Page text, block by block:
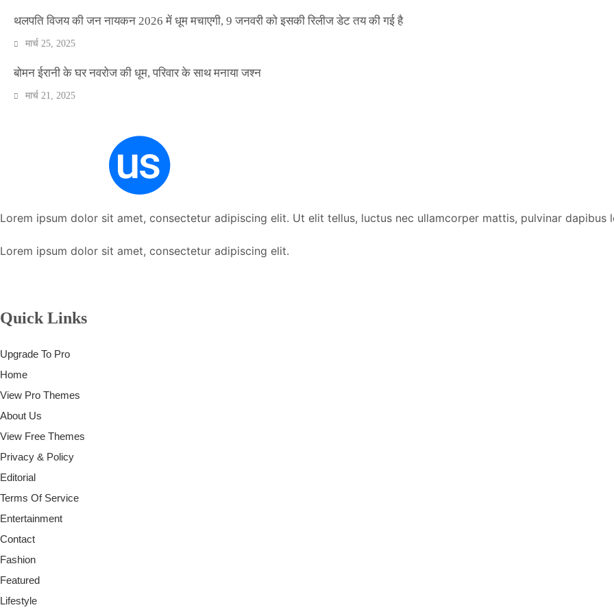
थलपति विजय की जन नायकन 2026 में धूम मचाएगी, 9 जनवरी को इसकी रिलीज डेट तय की गई है
मार्च 25, 2025
बोमन ईरानी के घर नवरोज की धूम, परिवार के साथ मनाया जश्न
मार्च 21, 2025
Lorem ipsum dolor sit amet, consectetur adipiscing elit. Ut elit tellus, luctus nec ullamcorper mattis, pulvinar dapibus
Lorem ipsum dolor sit amet, consectetur adipiscing elit.
Quick Links
Upgrade To Pro
Home
View Pro Themes
About Us
View Free Themes
Privacy & Policy
Editorial
Terms Of Service
Entertainment
Contact
Fashion
Featured
Lifestyle